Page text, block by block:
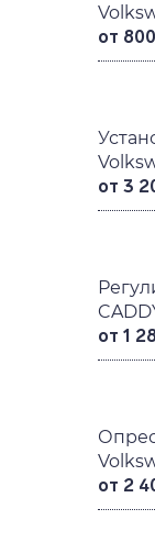
от
от 3
от 1
от 2